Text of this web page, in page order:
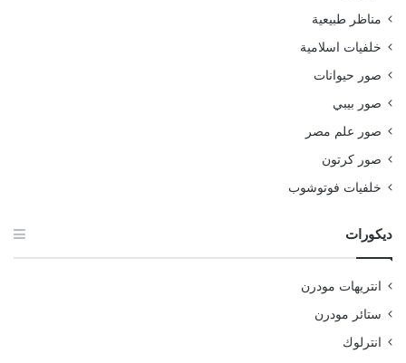
مناظر طبيعية
خلفيات اسلامية
صور حيوانات
صور بيبي
صور علم مصر
صور كرتون
خلفيات فوتوشوب
ديكورات
انتريهات مودرن
ستائر مودرن
انترلوك